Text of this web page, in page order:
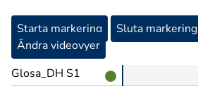
Starta markering Sluta markering
Ändra videovyer
Glosa_DH S1